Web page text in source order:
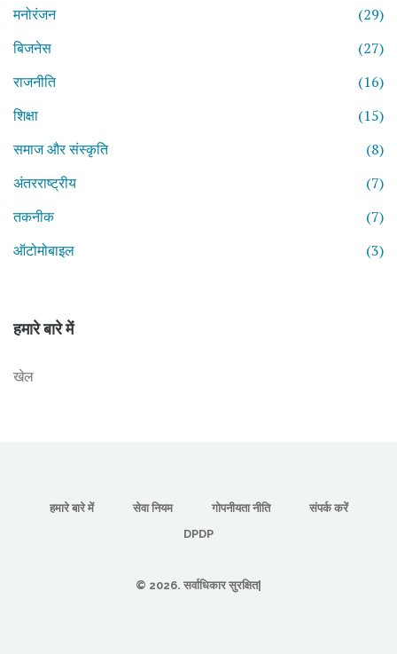
मनोरंजन
(29)
बिजनेस
(27)
राजनीति
(16)
शिक्षा
(15)
समाज और संस्कृति
(8)
अंतरराष्ट्रीय
(7)
तकनीक
(7)
ऑटोमोबाइल
(3)
हमारे बारे में
खेल
हमारे बारे में सेवा नियम गोपनीयता नीति
संपर्क करें
DPDP
© 2026. सर्वाधिकार सुरक्षित|